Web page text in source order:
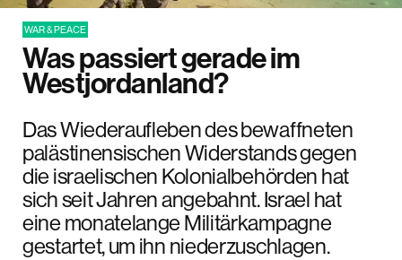
WAR & PEACE
Was passiert gerade im
Westjordanland?
Das Wiederaufleben des bewaffneten
palästinensischen Widerstands gegen
die israelischen Kolonialbehörden hat
sich seit Jahren angebahnt. Israel hat
eine monatelange Militärkampagne
gestartet, um ihn niederzuschlagen.